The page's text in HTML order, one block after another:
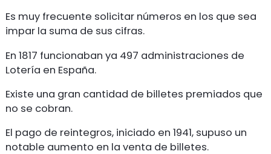
Es muy frecuente solicitar números en los que sea
impar la suma de sus cifras.
En 1817 funcionaban ya 497 administraciones de
Lotería en España.
Existe una gran cantidad de billetes premiados que
no se cobran.
El pago de reintegros, iniciado en 1941, supuso un
notable aumento en la venta de billetes.